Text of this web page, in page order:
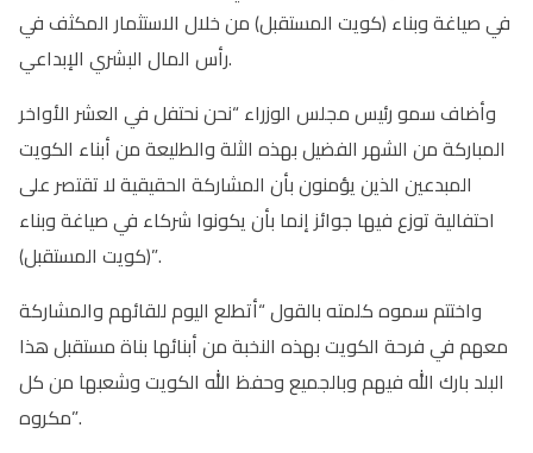
في صياغة وبناء (كويت المستقبل) من خلال الاستثمار المكثف في
رأس المال البشري الإبداعي.
وأضاف سمو رئيس مجلس الوزراء “نحن نحتفل في العشر الأواخر
المباركة من الشهر الفضيل بهذه الثلة والطليعة من أبناء الكويت
المبدعين الذين يؤمنون بأن المشاركة الحقيقية لا تقتصر على
احتفالية توزع فيها جوائز إنما بأن يكونوا شركاء في صياغة وبناء
(كويت المستقبل)”.
واختتم سموه كلمته بالقول “أتطلع اليوم للقائهم والمشاركة
معهم في فرحة الكويت بهذه النخبة من أبنائها بناة مستقبل هذا
البلد بارك الله فيهم وبالجميع وحفظ الله الكويت وشعبها من كل
مكروه”.